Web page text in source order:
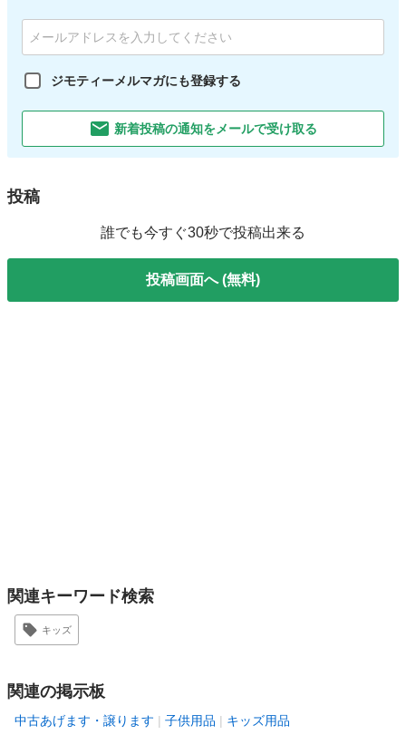
ジモティーメルマガにも登録する
新着投稿の通知をメールで受け取る
投稿
誰でも今すぐ30秒で投稿出来る
投稿画面へ (無料)
関連キーワード検索
キッズ
関連の掲示板
中古あげます・譲ります 子供用品 キッズ用品